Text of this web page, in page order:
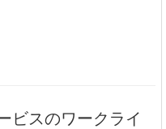
ビスのワークライ